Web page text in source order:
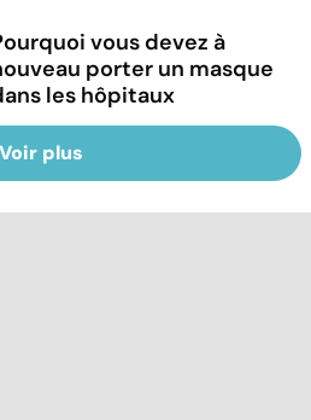
vous devez à
porter un masque
les hôpitaux
Voir plus